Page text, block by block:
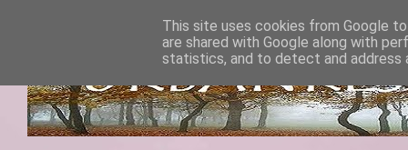
This site uses cookies from Google
are shared with Google along with
statistics, and to detect and address